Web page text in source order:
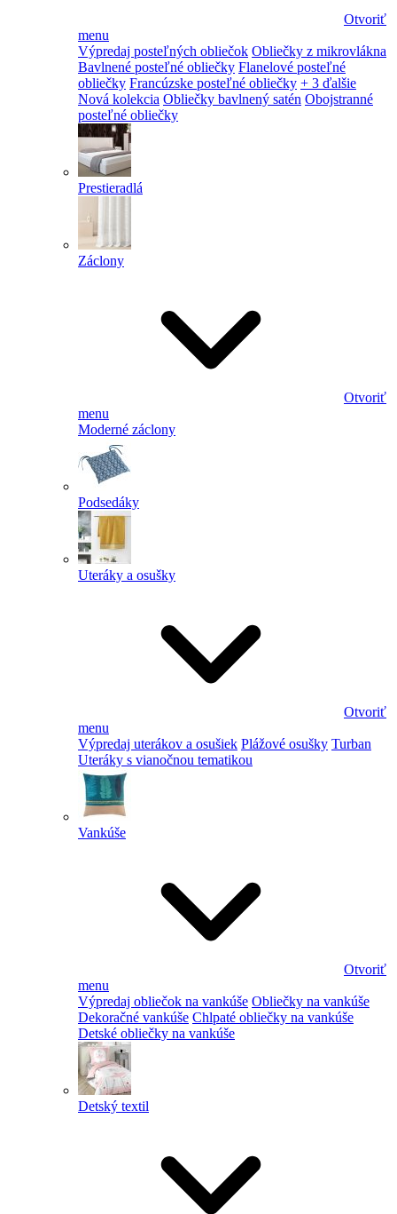
Otvoriť
menu
Výpredaj posteľných obliečok Obliečky z mikrovlákna
Bavlnené posteľné obliečky Flanelové posteľné
obliečky Francúzske posteľné obliečky + 3 ďalšie
Nová kolekcia Obliečky bavlnený satén Obojstranné
posteľné obliečky
Prestieradlá
Záclony
Otvoriť
menu
Moderné záclony
Podsedáky
Uteráky a osušky
Otvoriť
menu
Výpredaj uterákov a osušiek Plážové osušky Turban
Uteráky s vianočnou tematikou
Vankúše
Otvoriť
menu
Výpredaj obliečok na vankúše Obliečky na vankúše
Dekoračné vankúše Chlpaté obliečky na vankúše
Detské obliečky na vankúše
Detský textil